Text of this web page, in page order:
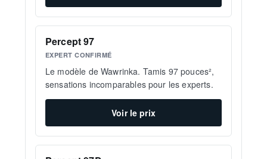
Percept 97
EXPERT CONFIRMÉ
Le modèle de Wawrinka. Tamis 97 pouces²,
sensations incomparables pour les experts.
Voir le prix